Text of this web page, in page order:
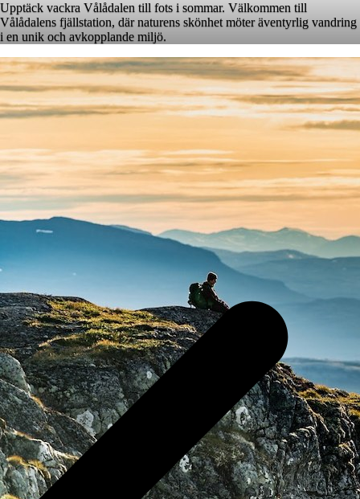
Upptäck vackra Vålådalen till fots i sommar. Välkommen till
Vålådalens fjällstation, där naturens skönhet möter äventyrlig vandring
i en unik och avkopplande miljö.